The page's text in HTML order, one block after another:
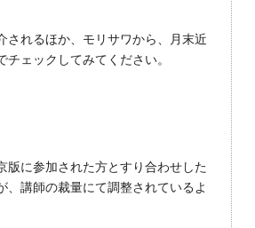
されるほか、モリサワから、月末近
ェックしてみてください。
版に参加された方とすり合わせした
講師の裁量にて調整されているよ